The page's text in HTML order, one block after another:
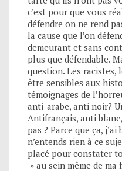
c’est pour que vous
défendre on ne rend
la cause que l’on
demeurant et sans
plus que défendable.
question. Les racistes,
être sensibles aux
témoignages de
anti-arabe, anti noir?
Antifrançais, anti
pas ? Parce que ça,
n’entends rien à ce
placé pour constater
» au sein même de